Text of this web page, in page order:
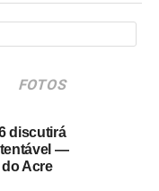
FOTOS
discutirá
—
Acre